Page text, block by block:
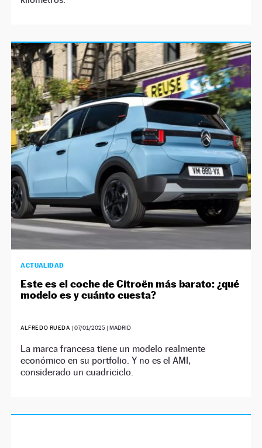
ACTUALIDAD
Este es el coche de Citroën más barato: ¿qué
modelo es y cuánto cuesta?
ALFREDO RUEDA | 07/01/2025| MADRID
La marca francesa tiene un modelo realmente
económico en su portfolio. Y no es el AMI,
considerado un cuadriciclo.